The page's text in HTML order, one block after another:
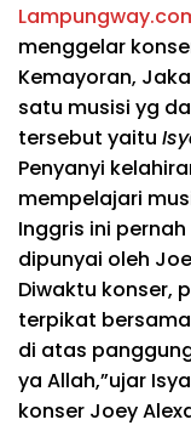
menggelar
Kemayoran,
satu musisi yg
tersebut yaitu
Penyanyi
mempelajari
Inggris ini pernah
dipunyai oleh
Diwaktu konser,
terpikat bersama
di atas
ya Allah,”ujar
konser Joey